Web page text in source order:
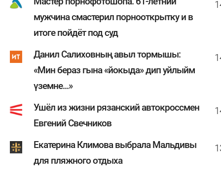
мужчина смастерил порнооткрытку и в
итоге пойдёт под суд
Данил Салиховның авыл тормышы:
«Мин бераз гына «йокыда» дип уйлыйм
үземне...»
Ушёл из жизни рязанский автокроссмен
Евгений Свечников
Екатерина Климова выбрала Мальдивы
для пляжного отдыха